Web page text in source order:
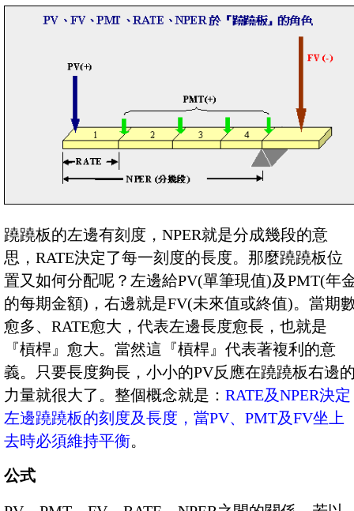
蹺蹺板的左邊有刻度，NPER就是分成幾段的意
思，RATE決定了每一刻度的長度。那麼蹺蹺板位
置又如何分配呢？左邊給PV(單筆現值)及PMT(年
的每期金額)，右邊就是FV(未來值或終值)。當期
愈多、RATE愈大，代表左邊長度愈長，也就是
『槓桿』愈大。當然這『槓桿』代表著複利的意
義。只要長度夠長，小小的PV反應在蹺蹺板右邊
力量就很大了。整個概念就是： RATE及NPER決定
左邊蹺蹺板的刻度及長度，當PV、PMT及FV坐上
去時必須維持平衡。
公式